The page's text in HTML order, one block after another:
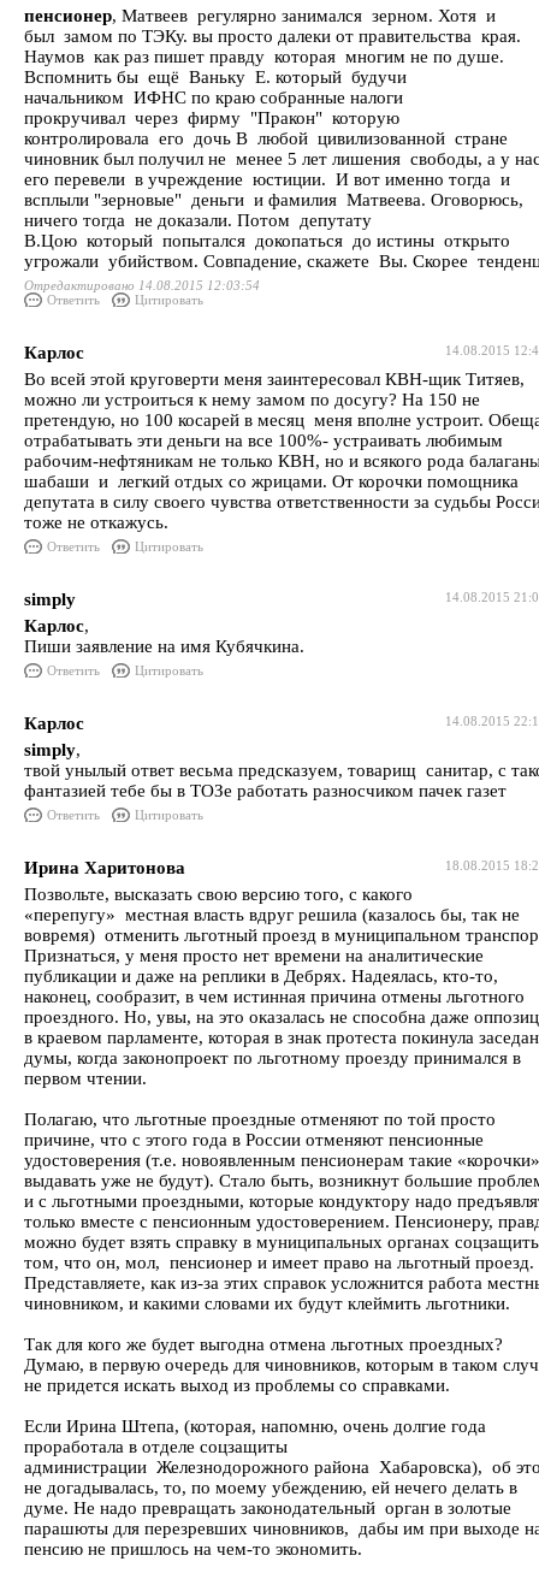
пенсионер, Матвеев регулярно занимался зерном. Хотя и
был замом по ТЭКу. вы просто далеки от правительства края.
Наумов как раз пишет правду которая многим не по душе.
Вспомнить бы ещё Ваньку Е. который будучи
начальником ИФНС по краю собранные налоги
прокручивал через фирму "Пракон" которую
контролировала его дочь В любой цивилизованной стране
чиновник был получил не менее 5 лет лишения свободы, а у
его перевели в учреждение юстиции. И вот именно тогда и
всплыли "зерновые" деньги и фамилия Матвеева. Оговорюсь,
ничего тогда не доказали. Потом депутату
В.Цою который попытался докопаться до истины открыто
угрожали убийством. Совпадение, скажете Вы. Скорее
Отредактировано 14.08.2015 12:03:54
Ответить
Цитировать
14.08.2015
Карлос
Во всей этой круговерти меня заинтересовал КВН-щик Титяев,
можно ли устроиться к нему замом по досугу? На 150 не
претендую, но 100 косарей в месяц меня вполне устроит.
отрабатывать эти деньги на все 100%- устраивать любимым
рабочим-нефтяникам не только КВН, но и всякого рода
шабаши и легкий отдых со жрицами. От корочки помощника
депутата в силу своего чувства ответственности за судьбы
тоже не откажусь.
Ответить Цитировать
14.08.2015
simply
Карлос,
Пиши заявление на имя Кубячкина.
Ответить Цитировать
14.08.2015
Карлос
simply,
твой унылый ответ весьма предсказуем, товарищ санитар, с
фантазией тебе бы в ТОЗе работать разносчиком пачек газет
Ответить Цитировать
18.08.2015
Ирина Харитонова
Позвольте, высказать свою версию того, с какого
«перепугу» местная власть вдруг решила (казалось бы, так не
вовремя) отменить льготный проезд в муниципальном
Признаться, у меня просто нет времени на аналитические
публикации и даже на реплики в Дебрях. Надеялась, кто-то,
наконец, сообразит, в чем истинная причина отмены льготного
проездного. Но, увы, на это оказалась не способна даже
в краевом парламенте, которая в знак протеста покинула
думы, когда законопроект по льготному проезду принимался в
первом чтении.
Полагаю, что льготные проездные отменяют по той просто
причине, что с этого года в России отменяют пенсионные
удостоверения (т.е. новоявленным пенсионерам такие «корочки»
выдавать уже не будут). Стало быть, возникнут большие
и с льготными проездными, которые кондуктору надо
только вместе с пенсионным удостоверением. Пенсионеру,
можно будет взять справку в муниципальных органах
том, что он, мол, пенсионер и имеет право на льготный проезд.
Представляете, как из-за этих справок усложнится работа
чиновником, и какими словами их будут клеймить льготники.
Так для кого же будет выгодна отмена льготных проездных?
Думаю, в первую очередь для чиновников, которым в таком
не придется искать выход из проблемы со справками.
Если Ирина Штепа, (которая, напомню, очень долгие года
проработала в отделе соцзащиты
администрации Железнодорожного района Хабаровска), об
не догадывалась, то, по моему убеждению, ей нечего делать в
думе. Не надо превращать законодательный орган в золотые
парашюты для перезревших чиновников, дабы им при выходе
пенсию не пришлось на чем-то экономить.